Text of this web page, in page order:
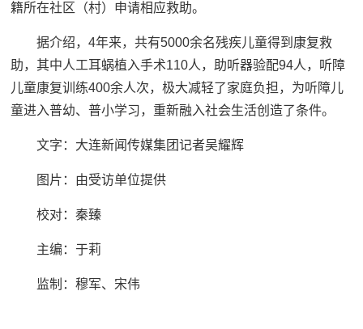
籍所在社区（村）申请相应救助。
据介绍，4年来，共有5000余名残疾儿童得到康复救
助，其中人工耳蜗植入手术110人，助听器验配94人，听障
儿童康复训练400余人次，极大减轻了家庭负担，为听障儿
童进入普幼、普小学习，重新融入社会生活创造了条件。
文字：大连新闻传媒集团记者吴耀辉
图片：由受访单位提供
校对：秦臻
主编：于莉‍‍‍
监制：穆军、宋伟